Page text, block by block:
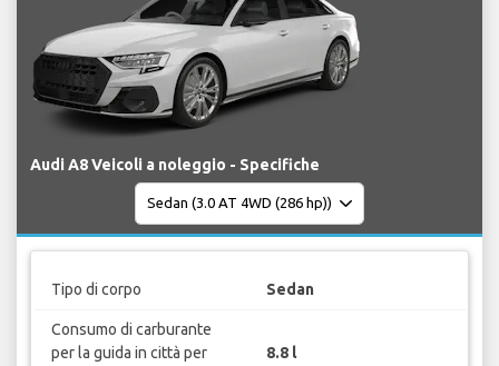
Audi A8 Veicoli a noleggio - Specifiche
Tipo di corpo Sedan
Consumo di carburante
per la guida in città per
8.8 l